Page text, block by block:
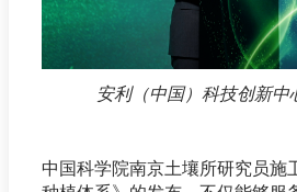
安利（中国）科技创新中
中国科学院南京土壤所研究员施